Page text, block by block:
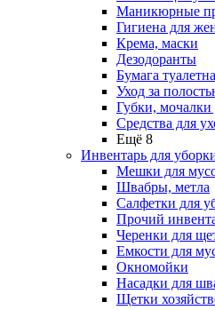
Маникюрные
Гигиена для
Крема, маски
Дезодоранты
Бумага
Уход за
Губки,
Средства для
Ещё 8
Инвентарь для
Мешки для
Швабры, метла
Салфетки для
Прочий
Черенки для
Емкости для
Окномойки
Насадки для
Щетки